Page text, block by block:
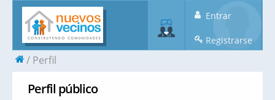
Entrar
Registrarse
Perfil
Perfil público